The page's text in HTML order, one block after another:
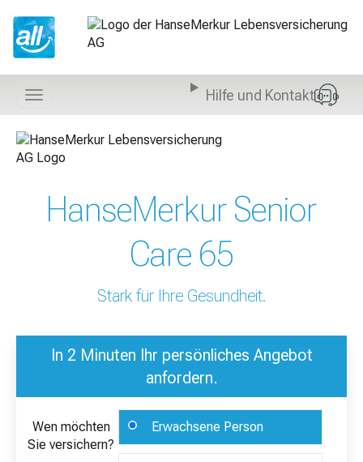
n
a
Navigation
anzeigen
Hilfe und Kontakt
HanseMerkur Senior
Care 65
Stark für Ihre Gesundheit.
In 2 Minuten Ihr persönliches Angebot
anfordern.
Wen möchten
Sie versichern?
Erwachsene Person